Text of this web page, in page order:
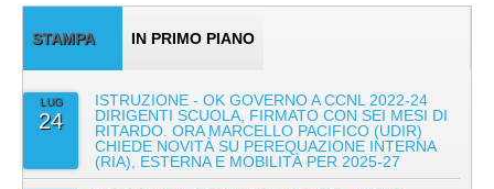
STAMPA IN PRIMO PIANO
LUG
24
ISTRUZIONE - OK GOVERNO A CCNL 2022-24
DIRIGENTI SCUOLA, FIRMATO CON SEI MESI DI
RITARDO. ORA MARCELLO PACIFICO (UDIR)
CHIEDE NOVITÀ SU PEREQUAZIONE INTERNA
(RIA), ESTERNA E MOBILITÀ PER 2025-27